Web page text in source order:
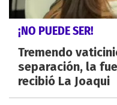
¡NO PUEDE SER!
Tremendo
separación, la
recibió La Joaqui